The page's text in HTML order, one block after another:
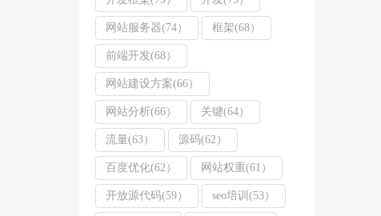
网站服务器(74） 框架(68）
前端开发(68）
网站建设方案(66）
网站分析(66） 关键(64）
流量(63） 源码(62）
百度优化(62） 网站权重(61）
开放源代码(59） seo培训(53）